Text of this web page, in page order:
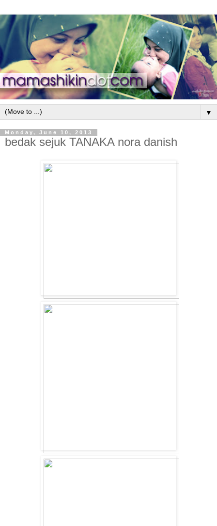
▼
Monday, June 10, 2013
bedak sejuk TANAKA nora danish